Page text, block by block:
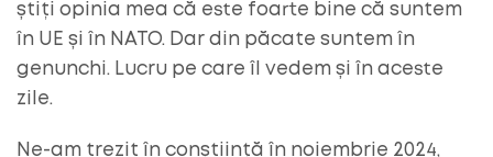
știți opinia mea că este foarte bine că suntem
în UE și în NATO. Dar din păcate suntem în
genunchi. Lucru pe care îl vedem și în aceste
zile.
Ne-am trezit în conștiință în noiembrie 2024,